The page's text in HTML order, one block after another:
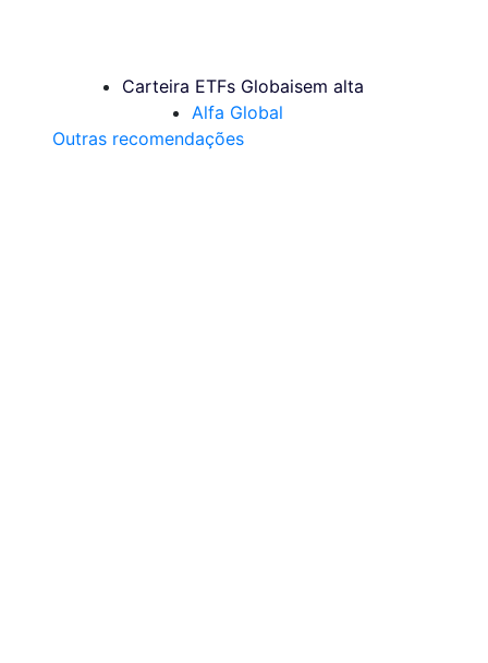
Carteira ETFs Globaisem alta
Alfa Global
Outras recomendações